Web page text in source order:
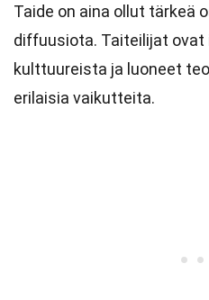
Taide on aina ollut tärkeä
diffuusiota. Taiteilijat ovat
kulttuureista ja luoneet
erilaisia vaikutteita.